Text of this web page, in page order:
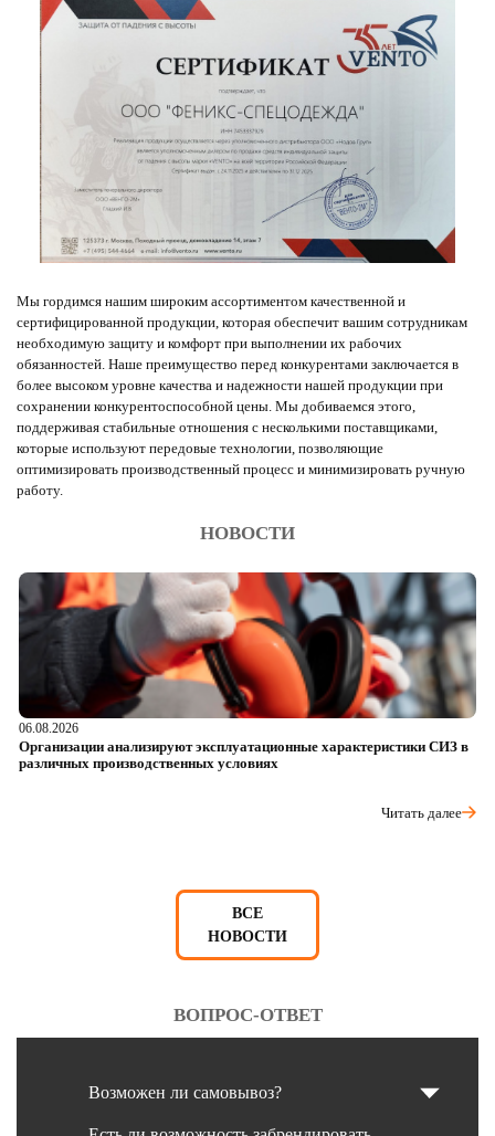
Мы гордимся нашим широким ассортиментом качественной и
сертифицированной продукции, которая обеспечит вашим сотрудникам
необходимую защиту и комфорт при выполнении их рабочих
обязанностей. Наше преимущество перед конкурентами заключается в
более высоком уровне качества и надежности нашей продукции при
сохранении конкурентоспособной цены. Мы добиваемся этого,
поддерживая стабильные отношения с несколькими поставщиками,
которые используют передовые технологии, позволяющие
оптимизировать производственный процесс и минимизировать ручную
работу.
НОВОСТИ
06.08.2026
Организации анализируют эксплуатационные характеристики СИЗ в
различных производственных условиях
Читать далее
ВСЕ
НОВОСТИ
ВОПРОС-ОТВЕТ
Возможен ли самовывоз?